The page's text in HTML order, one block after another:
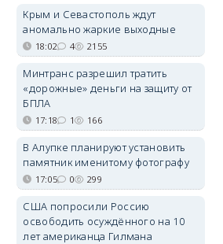
Крым и Севастополь ждут
аномально жаркие выходные
18:02 4 2155
Минтранс разрешил тратить
«дорожные» деньги на защиту от
БПЛА
17:18 1 166
В Алупке планируют установить
памятник именитому фотографу
17:05 0 299
США попросили Россию
освободить осуждённого на 10
лет американца Гилмана